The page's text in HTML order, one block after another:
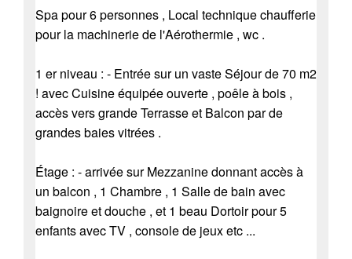
Spa pour 6 personnes , Local technique chaufferie
pour la machinerie de l'Aérothermie , wc .
1 er niveau : - Entrée sur un vaste Séjour de 70 m2
! avec Cuisine équipée ouverte , poêle à bois ,
accès vers grande Terrasse et Balcon par de
grandes baies vitrées .
Étage : - arrivée sur Mezzanine donnant accès à
un balcon , 1 Chambre , 1 Salle de bain avec
baignoire et douche , et 1 beau Dortoir pour 5
enfants avec TV , console de jeux etc ...